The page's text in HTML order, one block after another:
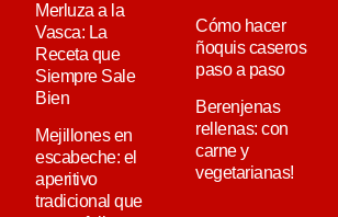
Merluza a la
Vasca: La
Receta que
Siempre Sale
Bien
Mejillones en
escabeche: el
aperitivo
tradicional que
Cómo hacer
ñoquis caseros
paso a paso
Berenjenas
rellenas: con
carne y
vegetarianas!